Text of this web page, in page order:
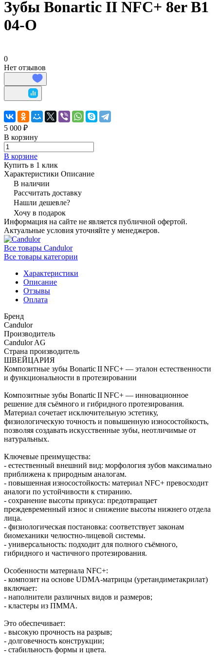
Зубы Bonartic II NFC+ 8er B1
04-O
0
Нет отзывов
5 000 ₽
В корзину
В корзине
Купить в 1 клик
Характеристики Описание
В наличии
Рассчитать доставку
Нашли дешевле?
Хочу в подарок
Информация на сайте не является публичной офертой.
Актуальные условия уточняйте у менеджеров.
Все товары Candulor
Все товары категории
Характеристики
Описание
Отзывы
Оплата
Бренд
Candulor
Производитель
Candulor AG
Страна производитель
ШВЕЙЦАРИЯ
Композитные зубы Bonartic II NFC+ — эталон естественности
и функциональности в протезировании
Композитные зубы Bonartic II NFC+ — инновационное
решение для съёмного и гибридного протезирования.
Материал сочетает исключительную эстетику,
физиологическую точность и повышенную износостойкость,
позволяя создавать искусственные зубы, неотличимые от
натуральных.
Ключевые преимущества:
- естественный внешний вид: морфология зубов максимально
приближена к природным аналогам.
- повышенная износостойкость: материал NFC+ превосходит
аналоги по устойчивости к стиранию.
- сохранение высоты прикуса: предотвращает
преждевременный износ и снижение высоты нижнего отдела
лица.
- физиологическая постановка: соответствует законам
биомеханики челюстно‑лицевой системы.
- универсальность: подходит для полного съёмного,
гибридного и частичного протезирования.
Особенности материала NFC+:
- композит на основе UDMA‑матрицы (уретандиметакрилат)
включает:
- наполнители различных видов и размеров;
- кластеры из ПММА.
Это обеспечивает:
- высокую прочность на разрыв;
- долговечность конструкции;
- стабильность формы и цвета.